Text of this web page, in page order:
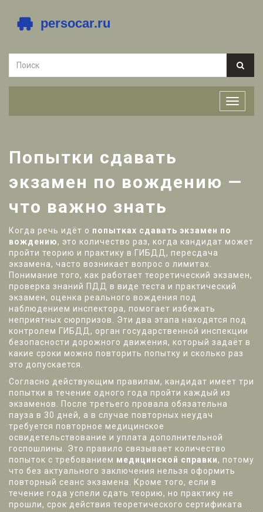
Попытки сдавать
экзамен по вождению —
что важно знать
Когда речь идёт о попытках сдавать экзамен по
вождению, это количество раз, когда кандидат может
пройти теорию и практику в ГИБДД , пересдача
экзамена, часто возникает вопрос о лимитах.
Понимание того, как работает теоретический экзамен,
проверка знаний ПДД в виде теста и практический
экзамен, оценка реального вождения под
наблюдением инспектора, помогает избежать
неприятных сюрпризов. Эти два этапа находятся под
контролем ГИБДД , орган государственной инспекции
безопасности дорожного движения, который задаёт в
какие сроки можно повторить попытку и сколько раз
это допускается.
Согласно действующим правилам, кандидат имеет три
попытки в течение одного года пройти каждый из
экзаменов. После третьего провала обязательна
пауза в 30 дней, а в случае повторных неудач
требуется повторное медицинское
освидетельствование и уплата дополнительной
госпошлины. Это правило связывает количество
попыток с требованием медицинской справки, потому
что без актуального заключения нельзя оформить
повторный сеанс экзамена. Кроме того, если в
течение года успели сдать теорию, но практику не
прошли, срок действия теоретического сертификата